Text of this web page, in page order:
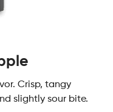
Crisp, tangy
slightly sour bite.